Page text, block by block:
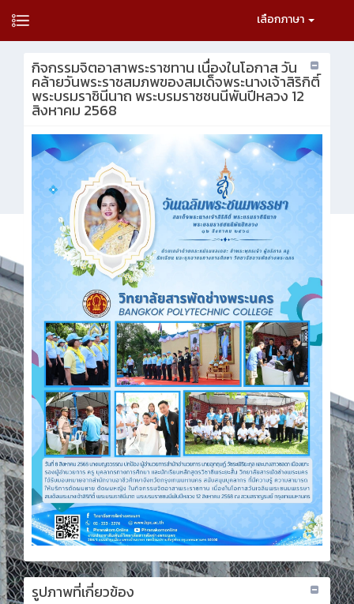
เลือกภาษา
กิจกรรมจิตอาสาพระราชทาน เนื่องในโอกาส วัน
คล้ายวันพระราชสมภพของสมเด็จพระนางเจ้าสิริกิติ์
พระบรมราชินีนาถ พระบรมราชชนนีพันปีหลวง 12
สิงหาคม 2568
รูปภาพที่เกี่ยวข้อง